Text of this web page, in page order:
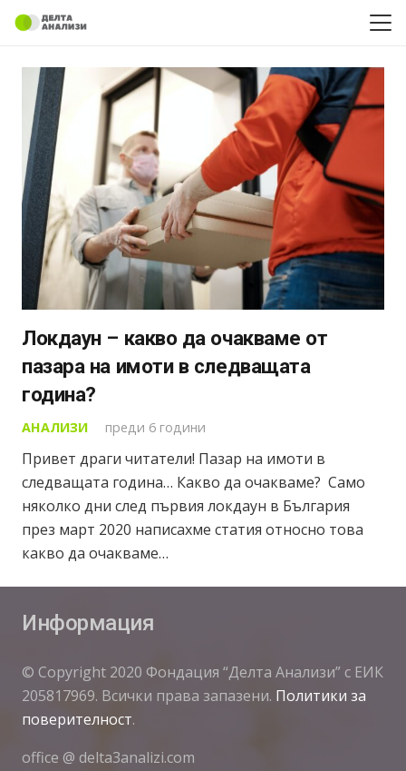
Локдаун – какво да очакваме от
пазара на имоти в следващата
година?
АНАЛИЗИ преди 6 години
Привет драги читатели! Пазар на имоти в
следващата година… Какво да очакваме? Само
няколко дни след първия локдаун в България
през март 2020 написахме статия относно това
какво да очакваме…
Информация
© Copyright 2020 Фондация “Делта Анализи” с ЕИК
205817969. Всички права запазени. Политики за
поверителност.
office @ delta3analizi.com